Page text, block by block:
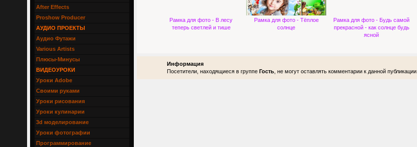
Рамка для фото - В лесу
теперь светлей и тише
Рамка для фото - Тёплое
солнце
Рамка для фото - Будь самой
прекрасной - как солнце будь
ясной
Информация
Посетители, находящиеся в группе Гость, не могут оставлять комментарии к данной публикации.
After Effects
Proshow Producer
АУДИО ПРОЕКТЫ
Аудио Футажи
Various Artists
Плюсы-Минусы
ВИДЕОУРОКИ
Уроки Adobe
Своими руками
Уроки рисования
Уроки кулинарии
3d моделирование
Уроки фотографии
Программирование